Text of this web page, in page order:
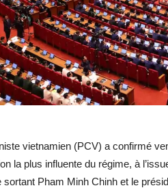
vietnamien (PCV) a confirmé
la plus influente du régime, à
Pham Minh Chinh et le